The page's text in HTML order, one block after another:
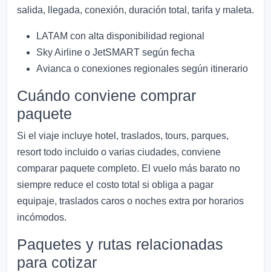
salida, llegada, conexión, duración total, tarifa y maleta.
LATAM con alta disponibilidad regional
Sky Airline o JetSMART según fecha
Avianca o conexiones regionales según itinerario
Cuándo conviene comprar
paquete
Si el viaje incluye hotel, traslados, tours, parques,
resort todo incluido o varias ciudades, conviene
comparar paquete completo. El vuelo más barato no
siempre reduce el costo total si obliga a pagar
equipaje, traslados caros o noches extra por horarios
incómodos.
Paquetes y rutas relacionadas
para cotizar